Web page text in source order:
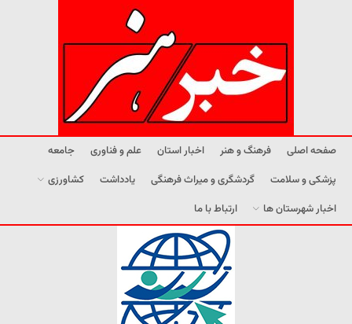
صفحه اصلی فرهنگ و هنر اخبار استان علم و فناوری
جامعه
پزشکی و سلامت
گردشگری و میراث فرهنگی یادداشت
کشاورزی
اخبار شهرستان ها
ارتباط با ما